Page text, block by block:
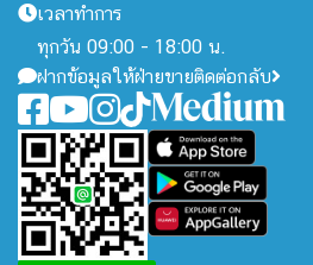
เวลาทำการ
ทุกวัน 09:00 - 18:00 น.
ฝากข้อมูลให้ฝ่ายขายติดต่อกลับ